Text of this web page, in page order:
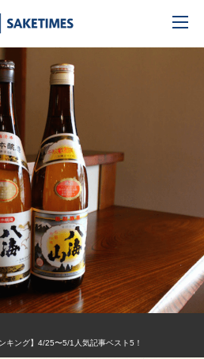
キング】4/25〜5/1人気記事ベスト5！